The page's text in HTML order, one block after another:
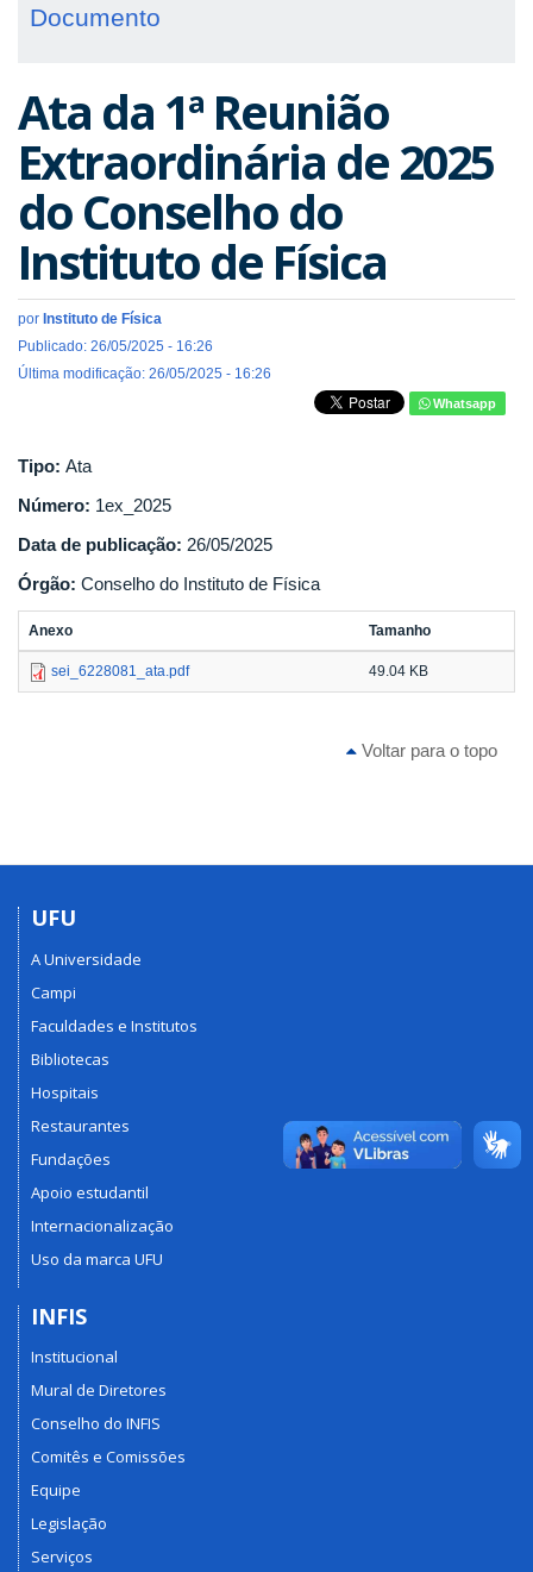
Documento
Ata da 1ª Reunião
Extraordinária de 2025
do Conselho do
Instituto de Física
por Instituto de Física
Publicado: 26/05/2025 - 16:26
Última modificação: 26/05/2025 - 16:26
Whatsapp
Tipo: Ata
Número: 1ex_2025
Data de publicação: 26/05/2025
Órgão: Conselho do Instituto de Física
Anexo Tamanho
sei_6228081_ata.pdf 49.04 KB
Voltar para o topo
UFU
A Universidade
Campi
Faculdades e Institutos
Bibliotecas
Hospitais
Restaurantes
Fundações
Apoio estudantil
Internacionalização
Uso da marca UFU
INFIS
Institucional
Mural de Diretores
Conselho do INFIS
Comitês e Comissões
Equipe
Legislação
Serviços